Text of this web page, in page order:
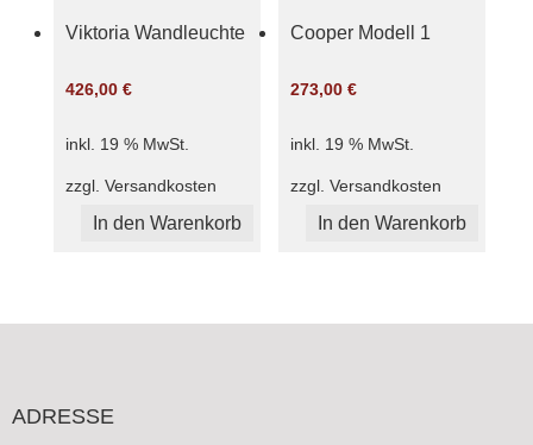
Viktoria Wandleuchte
426,00 €
inkl. 19 % MwSt.
zzgl. Versandkosten
In den Warenkorb
Cooper Modell 1
273,00 €
inkl. 19 % MwSt.
zzgl. Versandkosten
In den Warenkorb
ADRESSE